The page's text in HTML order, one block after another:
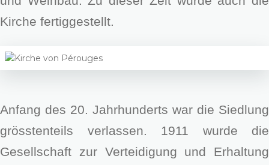
Kirche fertiggestellt.
Anfang des 20. Jahrhunderts war die Siedlung
grösstenteils verlassen. 1911 wurde die
Gesellschaft zur Verteidigung und Erhaltung